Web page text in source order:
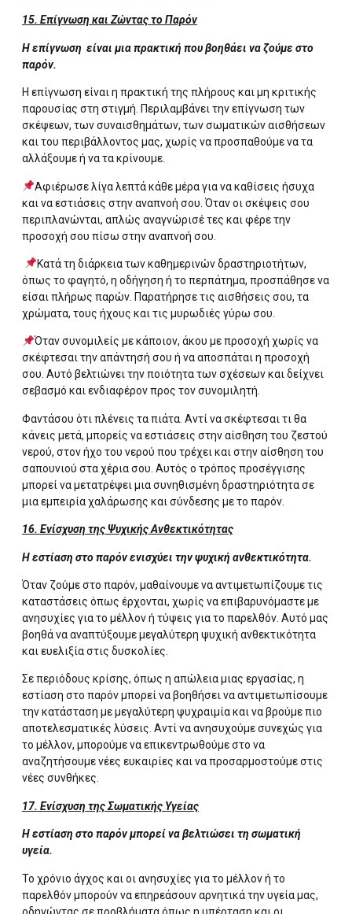
15. Επίγνωση και Ζώντας το Παρόν
Η επίγνωση είναι μια πρακτική που βοηθάει να ζούμε στο
παρόν.
Η επίγνωση είναι η πρακτική της πλήρους και μη κριτικής
παρουσίας στη στιγμή. Περιλαμβάνει την επίγνωση των
σκέψεων, των συναισθημάτων, των σωματικών αισθήσεων
και του περιβάλλοντος μας, χωρίς να προσπαθούμε να τα
αλλάξουμε ή να τα κρίνουμε.
Αφιέρωσε λίγα λεπτά κάθε μέρα για να καθίσεις ήσυχα
και να εστιάσεις στην αναπνοή σου. Όταν οι σκέψεις σου
περιπλανώνται, απλώς αναγνώρισέ τες και φέρε την
προσοχή σου πίσω στην αναπνοή σου.
Κατά τη διάρκεια των καθημερινών δραστηριοτήτων,
όπως το φαγητό, η οδήγηση ή το περπάτημα, προσπάθησε να
είσαι πλήρως παρών. Παρατήρησε τις αισθήσεις σου, τα
χρώματα, τους ήχους και τις μυρωδιές γύρω σου.
Όταν συνομιλείς με κάποιον, άκου με προσοχή χωρίς να
σκέφτεσαι την απάντησή σου ή να αποσπάται η προσοχή
σου. Αυτό βελτιώνει την ποιότητα των σχέσεων και δείχνει
σεβασμό και ενδιαφέρον προς τον συνομιλητή.
Φαντάσου ότι πλένεις τα πιάτα. Αντί να σκέφτεσαι τι θα
κάνεις μετά, μπορείς να εστιάσεις στην αίσθηση του ζεστού
νερού, στον ήχο του νερού που τρέχει και στην αίσθηση του
σαπουνιού στα χέρια σου. Αυτός ο τρόπος προσέγγισης
μπορεί να μετατρέψει μια συνηθισμένη δραστηριότητα σε
μια εμπειρία χαλάρωσης και σύνδεσης με το παρόν.
16. Ενίσχυση της Ψυχικής Ανθεκτικότητας
Η εστίαση στο παρόν ενισχύει την ψυχική ανθεκτικότητα.
Όταν ζούμε στο παρόν, μαθαίνουμε να αντιμετωπίζουμε τις
καταστάσεις όπως έρχονται, χωρίς να επιβαρυνόμαστε με
ανησυχίες για το μέλλον ή τύψεις για το παρελθόν. Αυτό μας
βοηθά να αναπτύξουμε μεγαλύτερη ψυχική ανθεκτικότητα
και ευελιξία στις δυσκολίες.
Σε περιόδους κρίσης, όπως η απώλεια μιας εργασίας, η
εστίαση στο παρόν μπορεί να βοηθήσει να αντιμετωπίσουμε
την κατάσταση με μεγαλύτερη ψυχραιμία και να βρούμε πιο
αποτελεσματικές λύσεις. Αντί να ανησυχούμε συνεχώς για
το μέλλον, μπορούμε να επικεντρωθούμε στο να
αναζητήσουμε νέες ευκαιρίες και να προσαρμοστούμε στις
νέες συνθήκες.
17. Ενίσχυση της Σωματικής Υγείας
Η εστίαση στο παρόν μπορεί να βελτιώσει τη σωματική
υγεία.
Το χρόνιο άγχος και οι ανησυχίες για το μέλλον ή το
παρελθόν μπορούν να επηρεάσουν αρνητικά την υγεία μας,
οδηγώντας σε προβλήματα όπως η υπέρταση και οι